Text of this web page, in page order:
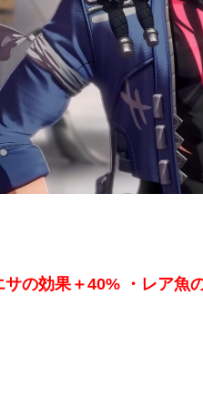
サの効果＋40% ・レア魚